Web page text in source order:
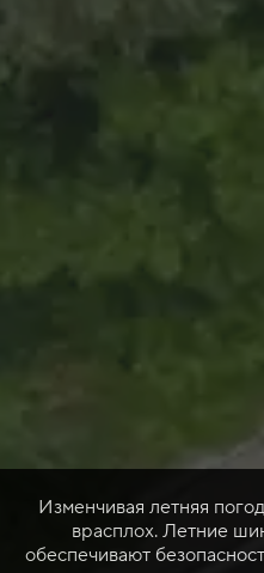
Изменчивая летняя
врасплох. Летние
обеспечивают